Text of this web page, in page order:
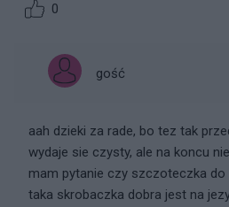
0
gość
aah dzieki za rade, bo tez tak
wydaje sie czysty, ale na koncu
mam pytanie czy szczoteczka
taka skrobaczka dobra jest na